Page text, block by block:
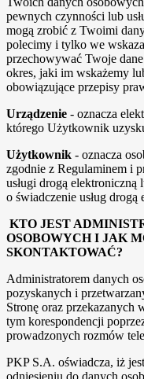
pewnych czynności lub
mogą zrobić z Twoimi
polecimy i tylko we
przechowywać Twoje
okres, jaki im wskażemy
obowiązujące przepisy
Urządzenie - oznacza
którego Użytkownik
Użytkownik - oznacza
zgodnie z Regulaminem i
usługi drogą
o świadczenie usług drogą
KTO JEST
OSOBOWYCH I JAK
SKONTAKTOWAĆ?
Administratorem danych
pozyskanych i
Stronę oraz przekazanych
tym korespondencji
prowadzonych rozmów
PKP S.A. oświadcza, iż
odniesieniu do danych